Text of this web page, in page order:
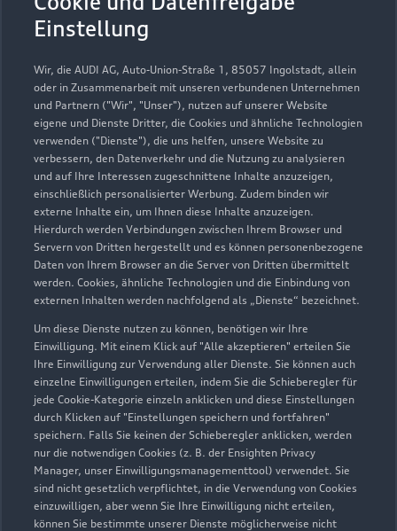
Einstellung
Wir, die AUDI AG, Auto-Union-Straße 1, 85057 Ingolstadt, allein
oder in Zusammenarbeit mit unseren verbundenen Unternehmen
und Partnern ("Wir", "Unser"), nutzen auf unserer Website
eigene und Dienste Dritter, die Cookies und ähnliche Technologien
verwenden ("Dienste"), die uns helfen, unsere Website zu
verbessern, den Datenverkehr und die Nutzung zu analysieren
und auf Ihre Interessen zugeschnittene Inhalte anzuzeigen,
einschließlich personalisierter Werbung. Zudem binden wir
externe Inhalte ein, um Ihnen diese Inhalte anzuzeigen.
Hierdurch werden Verbindungen zwischen Ihrem Browser und
Servern von Dritten hergestellt und es können personenbezogene
Daten von Ihrem Browser an die Server von Dritten übermittelt
werden. Cookies, ähnliche Technologien und die Einbindung von
externen Inhalten werden nachfolgend als „Dienste“ bezeichnet.
Um diese Dienste nutzen zu können, benötigen wir Ihre
Einwilligung. Mit einem Klick auf "Alle akzeptieren" erteilen Sie
Ihre Einwilligung zur Verwendung aller Dienste. Sie können auch
einzelne Einwilligungen erteilen, indem Sie die Schieberegler für
jede Cookie-Kategorie einzeln anklicken und diese Einstellungen
durch Klicken auf "Einstellungen speichern und fortfahren"
speichern. Falls Sie keinen der Schieberegler anklicken, werden
nur die notwendigen Cookies (z. B. der Ensighten Privacy
Manager, unser Einwilligungsmanagementtool) verwendet. Sie
sind nicht gesetzlich verpflichtet, in die Verwendung von Cookies
einzuwilligen, aber wenn Sie Ihre Einwilligung nicht erteilen,
können Sie bestimmte unserer Dienste möglicherweise nicht
86424 Dinkelscherben
service@autohoess.com
Kontaktdaten herunterladen
Öffnungszeiten
Verkauf
öffnet am
Donnerstag
08:30
Service allgemein
Geschlossen ,öffnet amDonnerstag
07:00
Werkstattbetrieb
Geschlossen,öffnet amDonnerstag
07:30